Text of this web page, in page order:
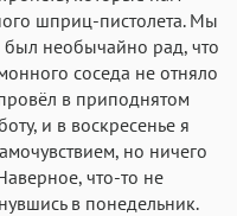
шприц-пистолета. Мы
необычайно рад, что
соседа не отняло
в приподнятом
и в воскресенье я
но ничего
что-то не
в понедельник.